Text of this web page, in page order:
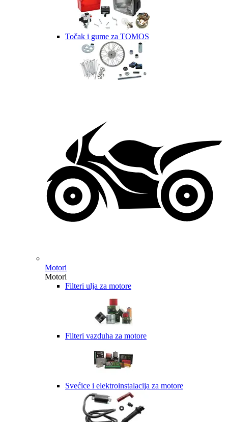
Točak i gume za TOMOS
Motori
Motori
Filteri ulja za motore
Filteri vazduha za motore
Svećice i elektroinstalacija za motore